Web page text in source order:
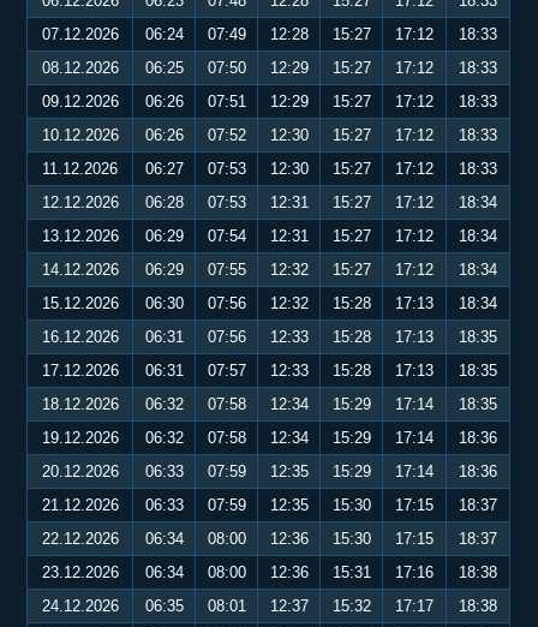
07.12.2026
06:24 07:49 12:28 15:27 17:12
18:33
08.12.2026
06:25 07:50 12:29 15:27 17:12
18:33
09.12.2026
06:26 07:51 12:29 15:27 17:12
18:33
10.12.2026
06:26 07:52 12:30 15:27 17:12
18:33
11.12.2026
06:27 07:53 12:30 15:27 17:12
18:33
12.12.2026
06:28 07:53 12:31 15:27 17:12
18:34
13.12.2026
06:29 07:54 12:31 15:27 17:12
18:34
14.12.2026
06:29 07:55 12:32 15:27 17:12
18:34
15.12.2026
06:30 07:56 12:32 15:28 17:13
18:34
16.12.2026
06:31 07:56 12:33 15:28 17:13
18:35
17.12.2026
06:31 07:57 12:33 15:28 17:13
18:35
18.12.2026
06:32 07:58 12:34 15:29 17:14
18:35
19.12.2026
06:32 07:58 12:34 15:29 17:14
18:36
20.12.2026
06:33 07:59 12:35 15:29 17:14
18:36
21.12.2026
06:33 07:59 12:35 15:30 17:15
18:37
22.12.2026
06:34 08:00 12:36 15:30 17:15
18:37
23.12.2026
06:34 08:00 12:36 15:31 17:16
18:38
24.12.2026
06:35 08:01 12:37 15:32 17:17
18:38